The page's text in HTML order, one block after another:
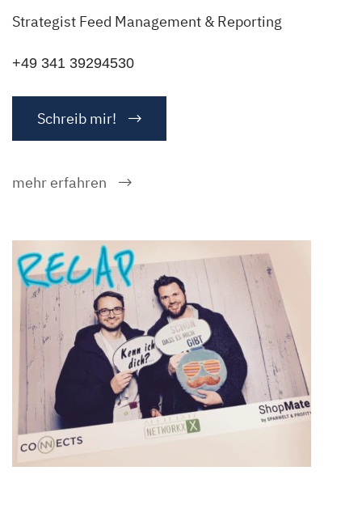
Strategist Feed Management & Reporting
+49 341 39294530
Schreib mir!
mehr erfahren